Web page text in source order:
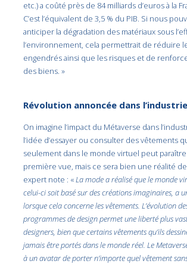
etc.) a coûté près de 84 milliards d’euros à la
C’est l’équivalent de 3,5 % du PIB. Si nous
anticiper la dégradation des matériaux sous
l’environnement, cela permettrait de réduire
engendrés ainsi que les risques et de
des biens. »
Révolution annoncée dans
On imagine l’impact du Métaverse dans
l’idée d’essayer ou consulter des vêtements
seulement dans le monde virtuel peut paraître
première vue, mais ce sera bien une réalité
expert note : «La mode a réalisé que le monde
celui-ci soit basé sur des créations imaginaires, a
lorsque cela concerne les vêtements. L’évolution
programmes de design permet une liberté plus
designers, bien que certains vêtements qu’ils
jamais être portés dans le monde réel. Le
à un avatar de porter n’importe quel vêtement